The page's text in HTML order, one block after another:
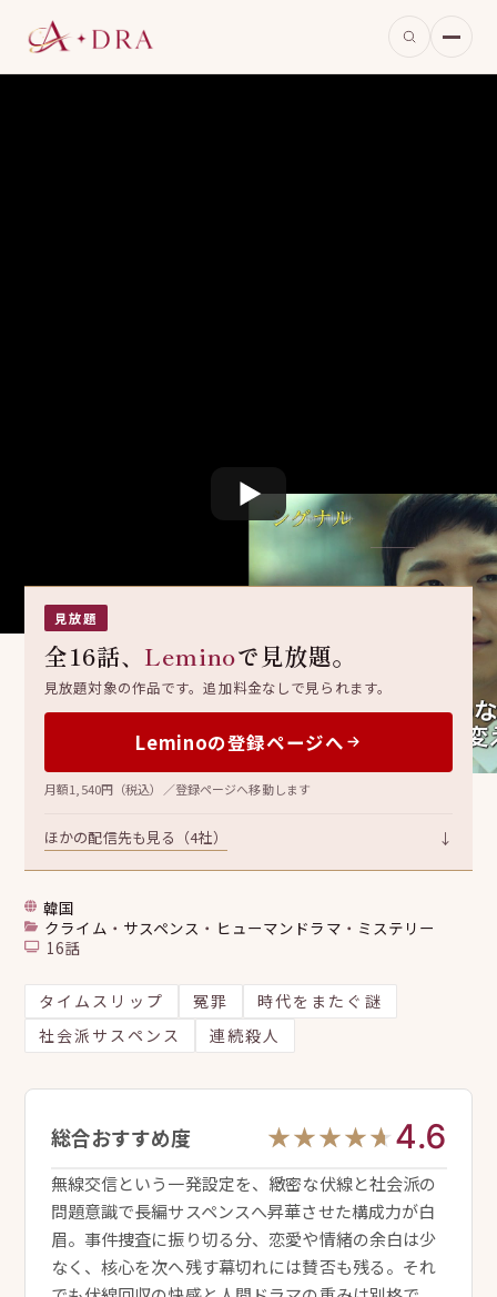
시그널
見放題
全16話、 Leminoで見放題。
見放題対象の作品です。追加料金なしで見られます。
Leminoの登録ページへ
月額1,540円（税込）／登録ページへ移動します
ほかの配信先も見る（4社） ↓
韓国
クライム ・ サスペンス ・ ヒューマンドラマ ・ ミステリー
16話
タイムスリップ 冤罪
時代をまたぐ謎
社会派サスペンス
連続殺人
総合おすすめ度 ★★★★★
★★★★★4.6
無線交信という一発設定を、緻密な伏線と社会派の
問題意識で長編サスペンスへ昇華させた構成力が白
眉。事件捜査に振り切る分、恋愛や情緒の余白は少
なく、核心を次へ残す幕切れには賛否も残る。それ